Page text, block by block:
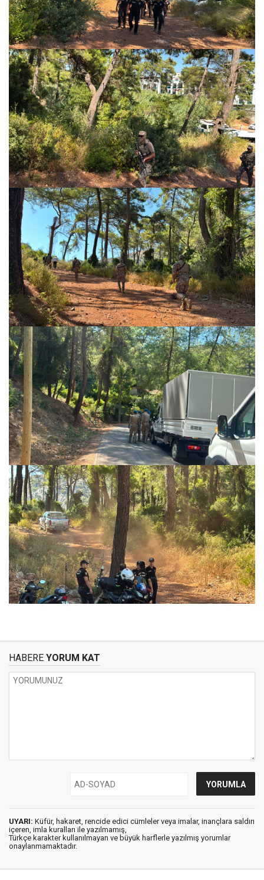
HABERE YORUM KAT
UYARI: Küfür, hakaret, rencide edici cümleler veya imalar, inançlara saldırı
içeren, imla kuralları ile yazılmamış,
Türkçe karakter kullanılmayan ve büyük harflerle yazılmış yorumlar
onaylanmamaktadır.